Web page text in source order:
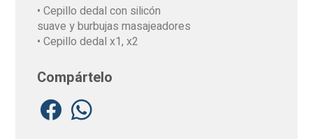
• Cepillo dedal con silicón
suave y burbujas masajeadores
• Cepillo dedal x1, x2
Compártelo